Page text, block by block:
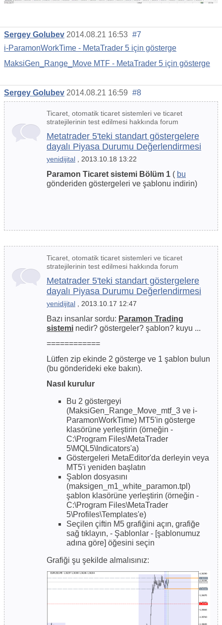
Sergey Golubev 2014.08.21 16:53 #7
i-ParamonWorkTime - MetaTrader 5 için gösterge
MaksiGen_Range_Move MTF - MetaTrader 5 için gösterge
Sergey Golubev 2014.08.21 16:59 #8
Ticaret, otomatik ticaret sistemleri ve ticaret
stratejilerinin test edilmesi hakkında forum
Metatrader 5'teki standart göstergelere
dayalı Piyasa Durumu Değerlendirmesi
yenidijital , 2013.10.18 13:22
Paramon Ticaret sistemi Bölüm 1 ( bu
gönderiden göstergeleri ve şablonu indirin)
Ticaret, otomatik ticaret sistemleri ve ticaret
stratejilerinin test edilmesi hakkında forum
Metatrader 5'teki standart göstergelere
dayalı Piyasa Durumu Değerlendirmesi
yenidijital , 2013.10.17 12:47
Bazı insanlar sordu: Paramon Trading
sistemi nedir? göstergeler? şablon? kuyu ...
============
Lütfen zip ekinde 2 gösterge ve 1 şablon bulun
(bu gönderideki eke bakın).
Nasıl kurulur
Bu 2 göstergeyi
(MaksiGen_Range_Move_mtf_3 ve i-
ParamonWorkTime) MT5'in gösterge
klasörüne yerleştirin (örneğin -
C:\Program Files\MetaTrader
5\MQL5\Indicators'a)
Göstergeleri MetaEditor'da derleyin veya
MT5'i yeniden başlatın
Şablon dosyasını
(maksigen_m1_white_paramon.tpl)
şablon klasörüne yerleştirin (örneğin -
C:\Program Files\MetaTrader
5\Profiles\Templates'e)
Seçilen çiftin M5 grafiğini açın, grafiğe
sağ tıklayın, - Şablonlar - [şablonumuz
adına göre] öğesini seçin
Grafiği şu şekilde almalısınız: